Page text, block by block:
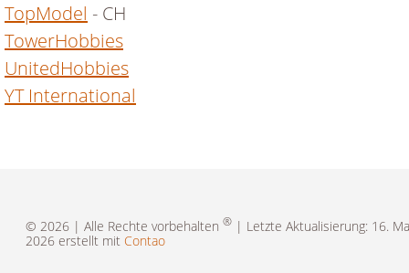
TopModel - CH
TowerHobbies
UnitedHobbies
YT International
© 2026 | Alle Rechte vorbehalten ®| Letzte Aktualisierung: 16.
2026 erstellt mit Contao